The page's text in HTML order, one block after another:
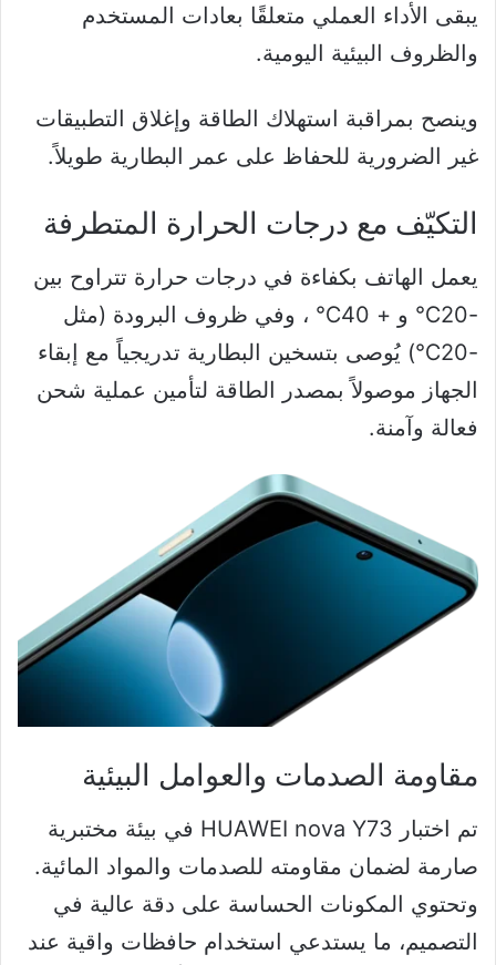
يبقى الأداء العملي متعلقًا بعادات المستخدم
والظروف البيئية اليومية.
وينصح بمراقبة استهلاك الطاقة وإغلاق التطبيقات
غير الضرورية للحفاظ على عمر البطارية طويلاً.
التكيّف مع درجات الحرارة المتطرفة
يعمل الهاتف بكفاءة في درجات حرارة تتراوح بين
-20℃ و + 40℃ ، وفي ظروف البرودة (مثل
-20℃) يُوصى بتسخين البطارية تدريجياً مع إبقاء
الجهاز موصولاً بمصدر الطاقة لتأمين عملية شحن
فعالة وآمنة.
مقاومة الصدمات والعوامل البيئية
تم اختبار HUAWEI nova Y73 في بيئة مختبرية
صارمة لضمان مقاومته للصدمات والمواد المائية.
وتحتوي المكونات الحساسة على دقة عالية في
التصميم، ما يستدعي استخدام حافظات واقية عند